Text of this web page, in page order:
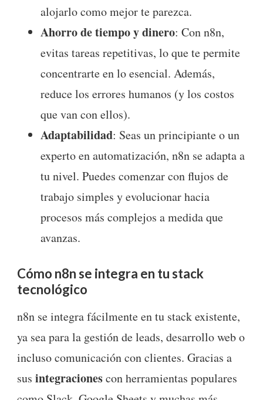
alojarlo como mejor te parezca.
Ahorro de tiempo y dinero: Con n8n,
evitas tareas repetitivas, lo que te permite
concentrarte en lo esencial. Además,
reduce los errores humanos (y los costos
que van con ellos).
Adaptabilidad: Seas un principiante o un
experto en automatización, n8n se adapta a
tu nivel. Puedes comenzar con flujos de
trabajo simples y evolucionar hacia
procesos más complejos a medida que
avanzas.
Cómo n8n se integra en tu stack
tecnológico
n8n se integra fácilmente en tu stack existente,
ya sea para la gestión de leads, desarrollo web o
incluso comunicación con clientes. Gracias a
sus integracionescon herramientas populares